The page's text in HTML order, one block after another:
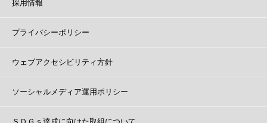
採用情報
プライバシーポリシー
ウェブアクセシビリティ方針
ソーシャルメディア運用ポリシー